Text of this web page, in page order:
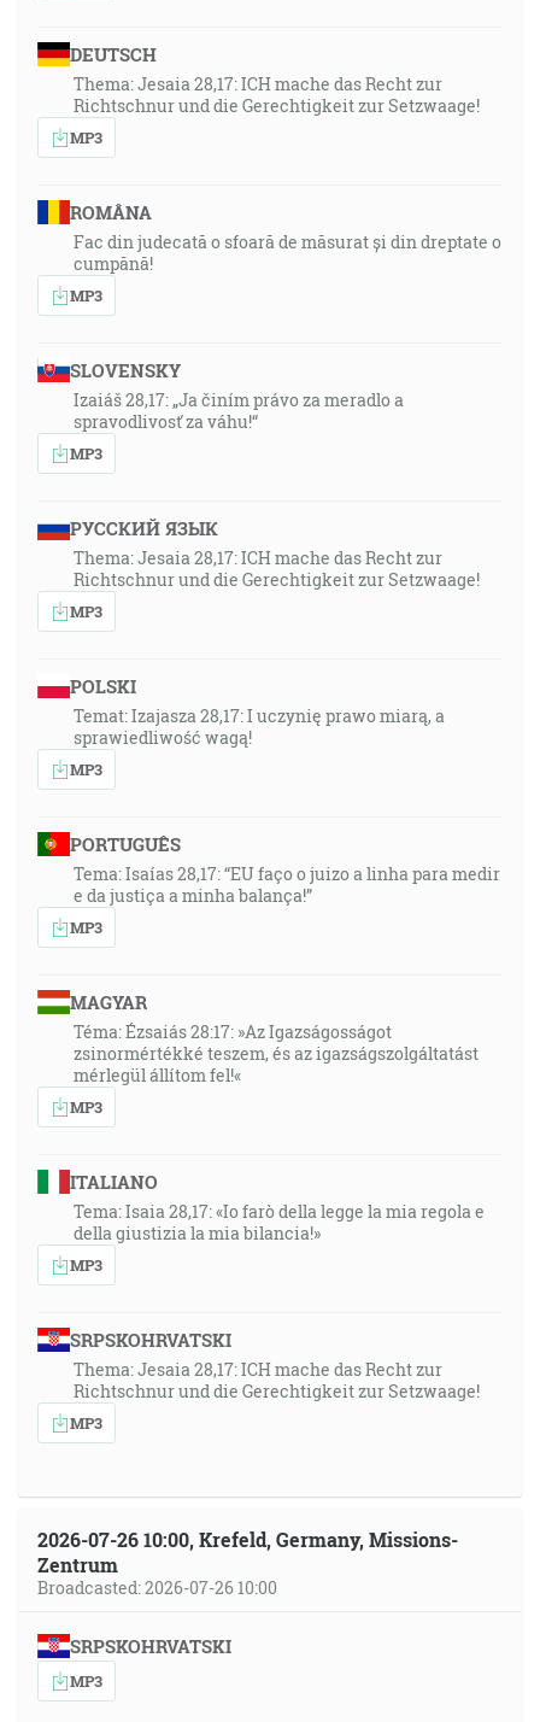
DEUTSCH
Thema: Jesaia 28,17: ICH mache das Recht zur
Richtschnur und die Gerechtigkeit zur Setzwaage!
MP3
ROMÂNA
Fac din judecată o sfoară de măsurat și din dreptate o
cumpănă!
MP3
SLOVENSKY
Izaiáš 28,17: „Ja činím právo za meradlo a
spravodlivosť za váhu!“
MP3
РУССКИЙ ЯЗЫК
Thema: Jesaia 28,17: ICH mache das Recht zur
Richtschnur und die Gerechtigkeit zur Setzwaage!
MP3
POLSKI
Temat: Izajasza 28,17: I uczynię prawo miarą, a
sprawiedliwość wagą!
MP3
PORTUGUÊS
Tema: Isaías 28,17: “EU faço o juizo a linha para medir
e da justiça a minha balança!”
MP3
MAGYAR
Téma: Ézsaiás 28:17: »Az Igazságosságot
zsinormértékké teszem, és az igazságszolgáltatást
mérlegül állítom fel!«
MP3
ITALIANO
Tema: Isaia 28,17: «Io farò della legge la mia regola e
della giustizia la mia bilancia!»
MP3
SRPSKOHRVATSKI
Thema: Jesaia 28,17: ICH mache das Recht zur
Richtschnur und die Gerechtigkeit zur Setzwaage!
MP3
2026-07-26 10:00, Krefeld, Germany, Missions-
Zentrum
Broadcasted: 2026-07-26 10:00
SRPSKOHRVATSKI
MP3